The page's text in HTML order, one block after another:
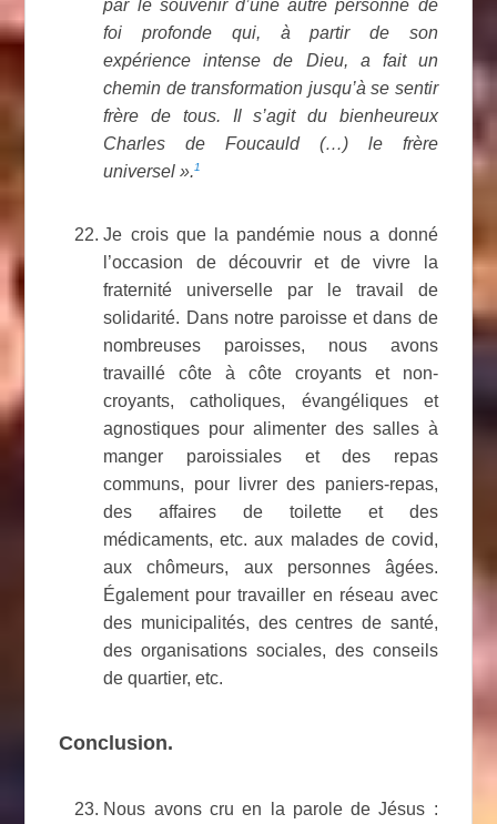
par le souvenir d’une autre personne de
foi profonde qui, à partir de son
expérience intense de Dieu, a fait un
chemin de transformation jusqu’à se sentir
frère de tous. Il s’agit du bienheureux
Charles de Foucauld (…) le frère
universel ».1
Je crois que la pandémie nous a donné
l’occasion de découvrir et de vivre la
fraternité universelle par le travail de
solidarité. Dans notre paroisse et dans de
nombreuses paroisses, nous avons
travaillé côte à côte croyants et non-
croyants, catholiques, évangéliques et
agnostiques pour alimenter des salles à
manger paroissiales et des repas
communs, pour livrer des paniers-repas,
des affaires de toilette et des
médicaments, etc. aux malades de covid,
aux chômeurs, aux personnes âgées.
Également pour travailler en réseau avec
des municipalités, des centres de santé,
des organisations sociales, des conseils
de quartier, etc.
Conclusion.
Nous avons cru en la parole de Jésus :